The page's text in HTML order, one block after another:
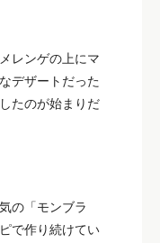
レンゲの上にマ
デザートだった
たのが始まりだ
の「モンブラ
で作り続けてい